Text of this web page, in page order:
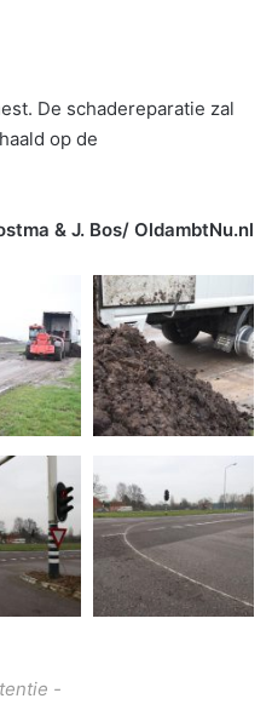
De schadereparatie zal
op de
& J. Bos/ OldambtNu.nl
-